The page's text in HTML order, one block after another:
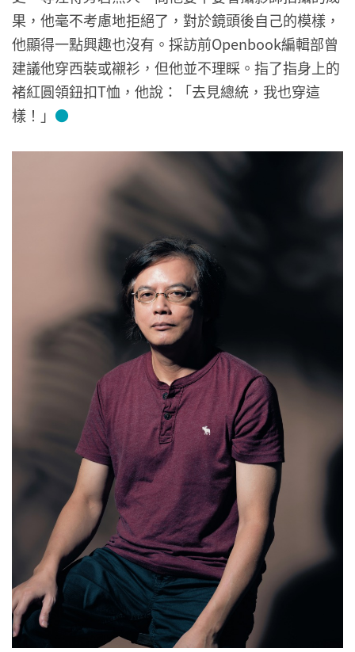
果，他毫不考慮地拒絕了，對於鏡頭後自己的模樣，
他顯得一點興趣也沒有。採訪前Openbook編輯部曾
建議他穿西裝或襯衫，但他並不理睬。指了指身上的
褚紅圓領鈕扣T恤，他說：「去見總統，我也穿這
樣！」 ●